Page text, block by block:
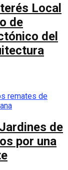
Local
de
del
de
por una